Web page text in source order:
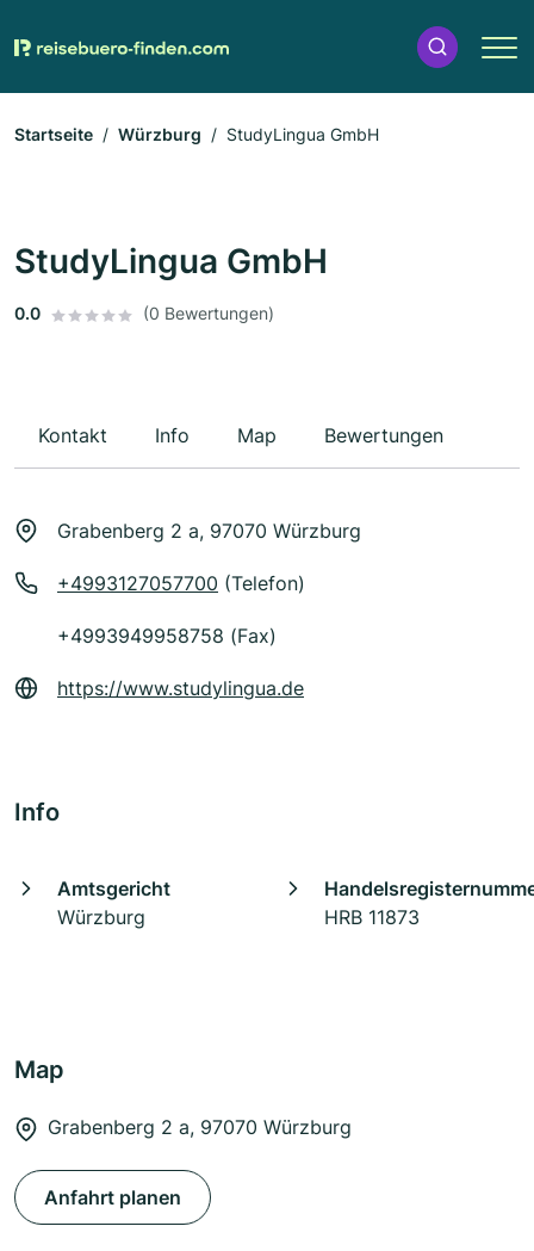
Startseite Würzburg StudyLingua GmbH
StudyLingua GmbH
0.0 (0 Bewertungen)
Kontakt Info Map Bewertungen
Grabenberg 2 a, 97070 Würzburg
+4993127057700 (Telefon)
+4993949958758 (Fax)
https://www.studylingua.de
Info
Amtsgericht
Würzburg
HRB 11873
Map
Grabenberg 2 a, 97070 Würzburg
Anfahrt planen